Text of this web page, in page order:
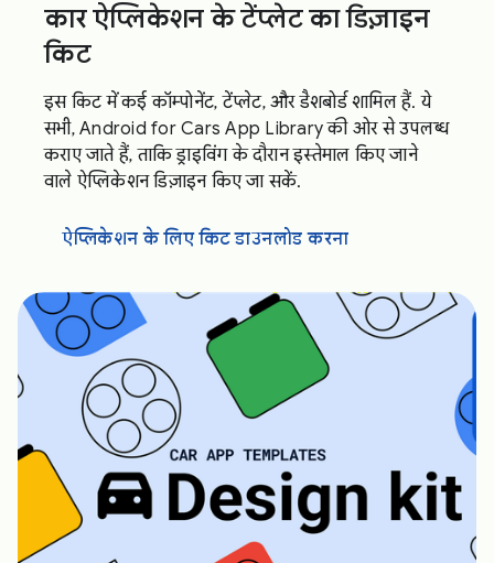
कार ऐप्लिकेशन के टेंप्लेट का डिज़ाइन
किट
इस किट में कई कॉम्पोनेंट, टेंप्लेट, और डैशबोर्ड शामिल हैं. ये
सभी, Android for Cars App Library की ओर से उपलब्ध
कराए जाते हैं, ताकि ड्राइविंग के दौरान इस्तेमाल किए जाने
वाले ऐप्लिकेशन डिज़ाइन किए जा सकें.
ऐप्लिकेशन के लिए किट डाउनलोड करना